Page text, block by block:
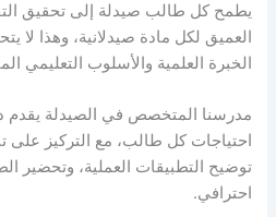
يطمح كل طالب صيدلة إلى تحقيق
العميق لكل مادة صيدلانية، وهذا لا
الخبرة العلمية والأسلوب التعليمي
مدرسنا المتخصص في الصيدلة
احتياجات كل طالب، مع التركيز على
توضيح التطبيقات العملية، وتحضير
احترافي.